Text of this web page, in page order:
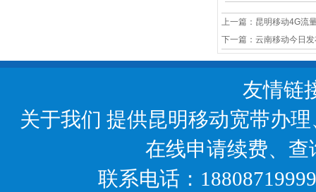
上一篇： 昆明移动4G流
下一篇： 云南移动今日
友情链
关于我们 提供昆明移动宽带办
在线申请续费、
联系电话：